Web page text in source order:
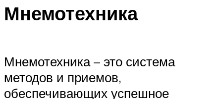
Мнемотехника
Мнемотехника – это система
методов и приемов,
обеспечивающих успешное